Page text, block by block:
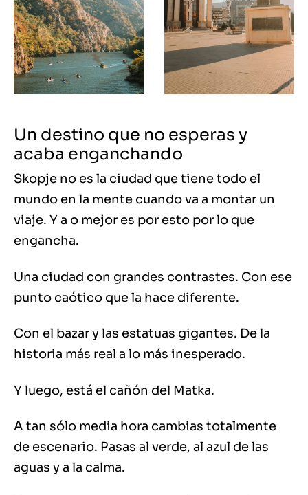
Un destino que no esperas y
acaba enganchando
Skopje no es la ciudad que tiene todo el
mundo en la mente cuando va a montar un
viaje. Y a o mejor es por esto por lo que
engancha.
Una ciudad con grandes contrastes. Con ese
punto caótico que la hace diferente.
Con el bazar y las estatuas gigantes. De la
historia más real a lo más inesperado.
Y luego, está el cañón del Matka.
A tan sólo media hora cambias totalmente
de escenario. Pasas al verde, al azul de las
aguas y a la calma.